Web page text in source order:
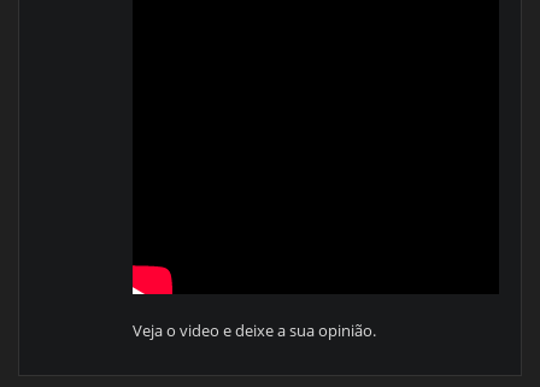
Veja o video e deixe a sua opinião.